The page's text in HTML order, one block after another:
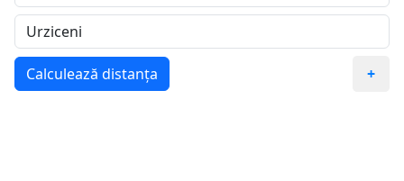
Calculează distanța +